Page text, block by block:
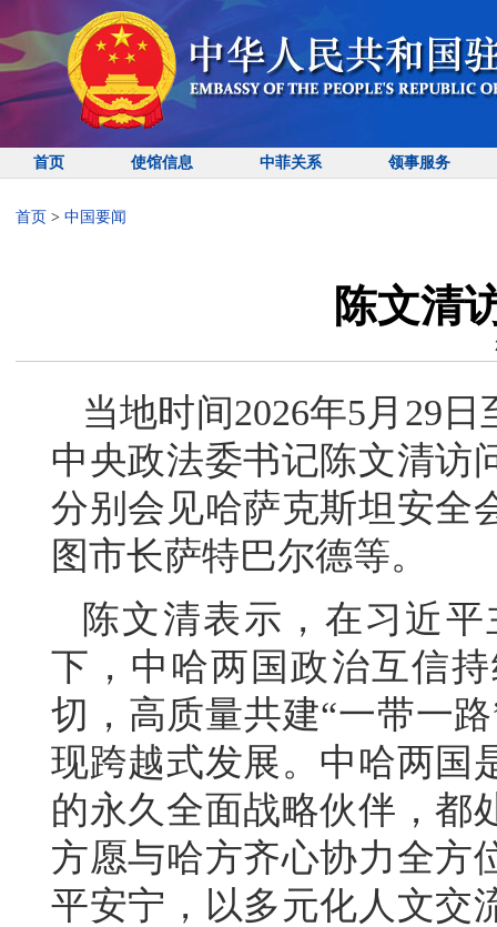
首页 使馆信息 中菲关系 领事服务
首页 > 中国要闻
陈文清
当地时间2026年5月29
中央政法委书记陈文清访
分别会见哈萨克斯坦安全
图市长萨特巴尔德等。
陈文清表示，在习近
下，中哈两国政治互信
切，高质量共建“一带一
现跨越式发展。中哈两国
的永久全面战略伙伴，都
方愿与哈方齐心协力全方
平安宁，以多元化人文交